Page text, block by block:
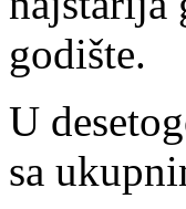
godište.
U
sa